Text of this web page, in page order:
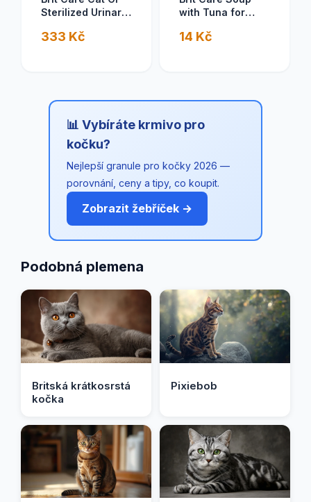
Sterilized Urinary
333 Kč
with Tuna for
14 Kč
📊 Vybíráte krmivo pro
kočku?
Nejlepší granule pro kočky 2026 —
porovnání, ceny a tipy, co koupit.
Zobrazit žebříček →
Podobná plemena
Britská krátkosrstá
kočka
Pixiebob